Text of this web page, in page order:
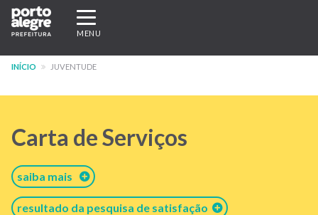
Pular
para
conteúdo
Expandir/recolher
navegação
MENU
INÍCIO JUVENTUDE
Carta de Serviços
saiba mais
resultado da pesquisa de satisfação